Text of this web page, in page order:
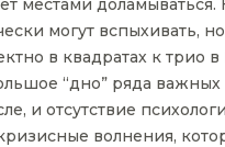
местами
могут вспыхивать,
в квадратах к трио в
“дно” ряда
и отсутствие
волнения,